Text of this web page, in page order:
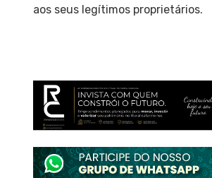
aos seus legítimos proprietários.